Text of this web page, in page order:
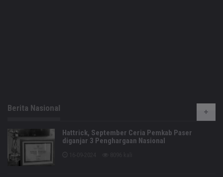
Berita Nasional
Hattrick, September Ceria Pemkab Paser
diganjar 3 Penghargaan Nasional